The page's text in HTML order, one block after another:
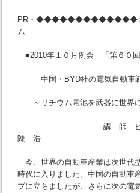
PR・◆◆◆◆◆◆◆◆◆◆◆◆◆＞
ム
■2010年１０月例会 「第６０
中国・BYD社の電気自動車
～リチウム電池を武器に世界
講 師 ビーワイデ
陳 浩
今、世界の自動車産業は次世代
時代に入りました。中国の自動車
プに立ちましたが、さらに次の電